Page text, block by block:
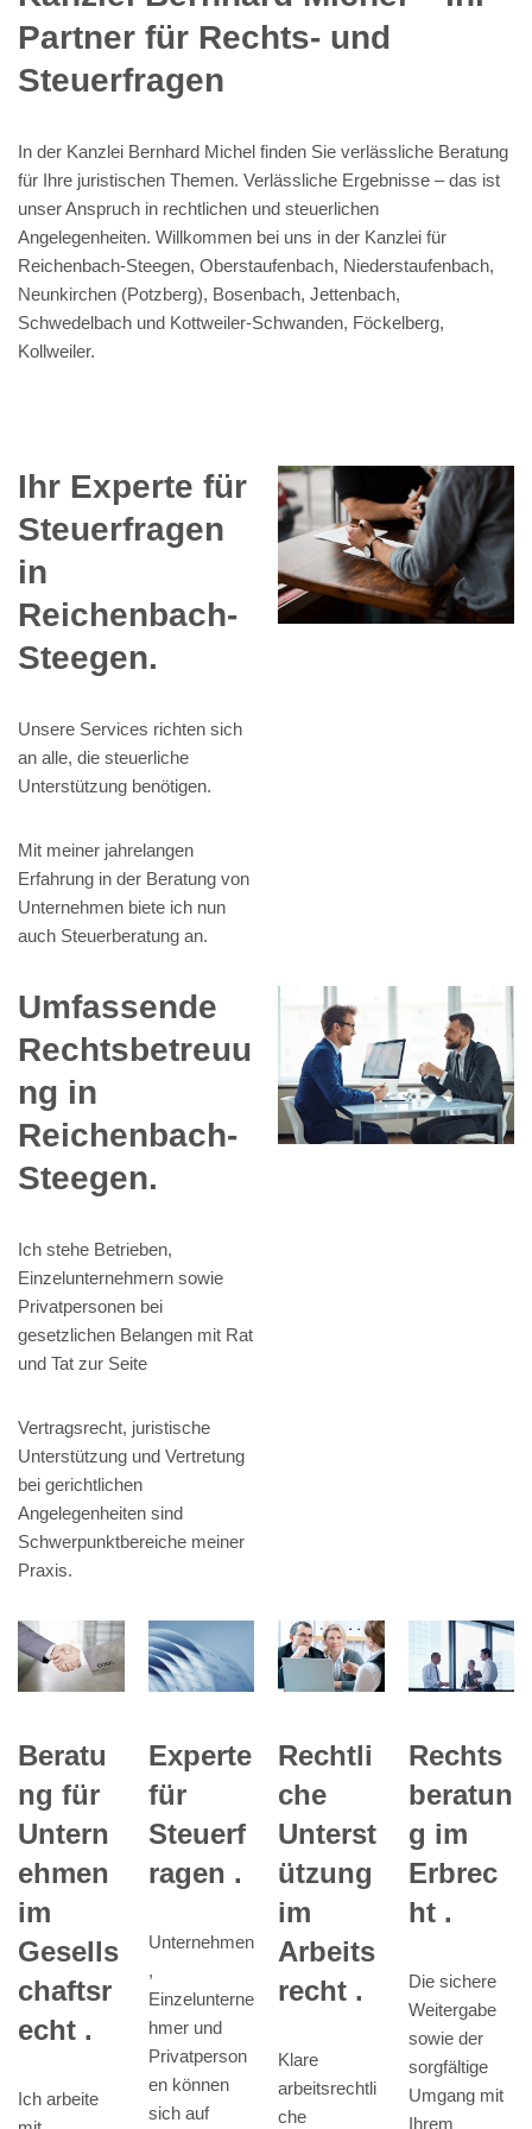
Partner für Rechts- und
Steuerfragen
In der Kanzlei Bernhard Michel finden Sie verlässliche Beratung
für Ihre juristischen Themen. Verlässliche Ergebnisse – das ist
unser Anspruch in rechtlichen und steuerlichen
Angelegenheiten. Willkommen bei uns in der Kanzlei für
Reichenbach-Steegen, Oberstaufenbach, Niederstaufenbach,
Neunkirchen (Potzberg), Bosenbach, Jettenbach,
Schwedelbach und Kottweiler-Schwanden, Föckelberg,
Kollweiler.
Ihr Experte für
Steuerfragen
in
Reichenbach-
Steegen.
Unsere Services richten sich
an alle, die steuerliche
Unterstützung benötigen.
Mit meiner jahrelangen
Erfahrung in der Beratung von
Unternehmen biete ich nun
auch Steuerberatung an.
Umfassende
Rechtsbetreuu
ng in
Reichenbach-
Steegen.
Ich stehe Betrieben,
Einzelunternehmern sowie
Privatpersonen bei
gesetzlichen Belangen mit Rat
und Tat zur Seite
Vertragsrecht, juristische
Unterstützung und Vertretung
bei gerichtlichen
Angelegenheiten sind
Schwerpunktbereiche meiner
Praxis.
Beratu
ng für
Untern
ehmen
im
Gesells
chaftsr
echt .
Ich arbeite
Experte
für
Steuerf
ragen .
Unternehmen
,
Einzelunterne
hmer und
Privatperson
en können
sich auf
Rechtli
che
Unterst
ützung
im
Arbeits
recht .
Klare
arbeitsrechtli
che
Rechts
beratun
g im
Erbrec
ht .
Die sichere
Weitergabe
sowie der
sorgfältige
Umgang mit
Ihrem